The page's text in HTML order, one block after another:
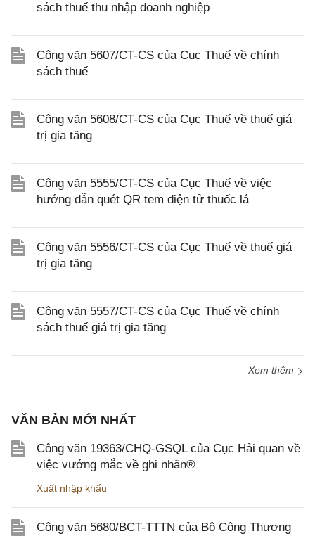
sách thuế thu nhập doanh nghiệp
Công văn 5607/CT-CS của Cục Thuế về chính
sách thuế
Công văn 5608/CT-CS của Cục Thuế về thuế giá
trị gia tăng
Công văn 5555/CT-CS của Cục Thuế về việc
hướng dẫn quét QR tem điện tử thuốc lá
Công văn 5556/CT-CS của Cục Thuế về thuế giá
trị gia tăng
Công văn 5557/CT-CS của Cục Thuế về chính
sách thuế giá trị gia tăng
Xem thêm
VĂN BẢN MỚI NHẤT
Công văn 19363/CHQ-GSQL của Cục Hải quan về
việc vướng mắc về ghi nhãn®
Xuất nhập khẩu
Công văn 5680/BCT-TTTN của Bộ Công Thương